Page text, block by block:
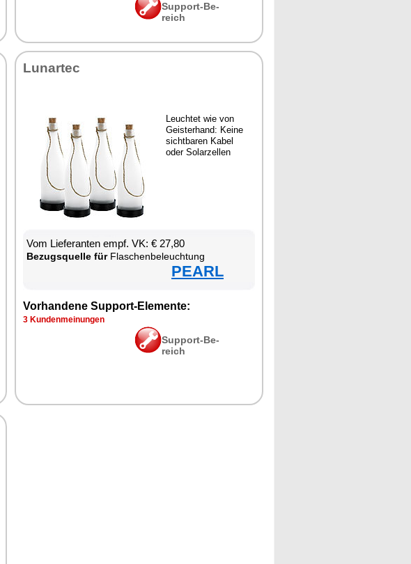
Sup­port-Be­
reich
Lun­ar­tec
Leuch­tet wie von
Geis­ter­hand: Kei­ne
sicht­ba­ren Ka­bel
oder So­lar­zel­len
Vom Lie­fe­ran­ten empf. VK: € 27,80
Be­zugs­quel­le fürFla­schen­be­leuch­tung
PEARL
Vor­han­de­ne Sup­port-Ele­men­te:
3 Kun­den­mei­nun­gen
Sup­port-Be­
reich